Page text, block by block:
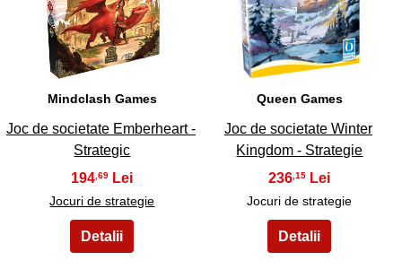
21
Mindclash Games
Joc de societate Emberheart -
Strategic
194,69
Jocuri de strategie
22
Queen Games
Joc de societate Winter
Kingdom - Strategie
236,15
Jocuri de strategie